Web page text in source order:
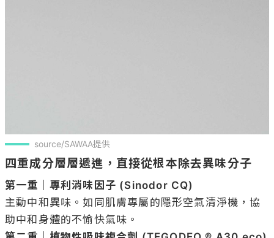
source/SAWAA提供
四重成分層層遞進，直接從根本除去異味分子
第一重｜專利消味因子 (Sinodor CQ)
主動中和異味。如同肌膚專屬的隱形空氣清淨機，協